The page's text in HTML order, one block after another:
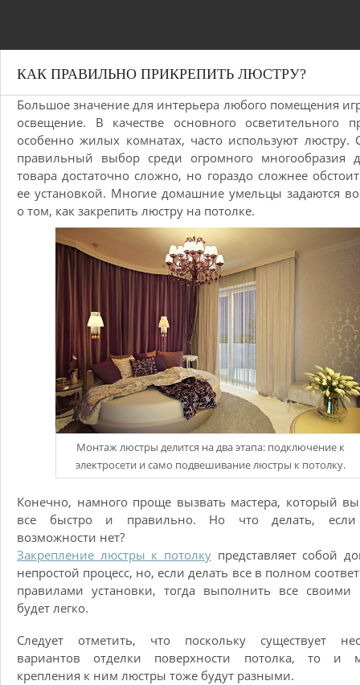
КАК ПРАВИЛЬНО ПРИКРЕПИТЬ ЛЮСТРУ?
Большое значение для интерьера любого помещения
освещение. В качестве основного осветительного
особенно жилых комнатах, часто используют люстру.
правильный выбор среди огромного многообразия
товара достаточно сложно, но гораздо сложнее
ее установкой. Многие домашние умельцы задаются
о том, как закрепить люстру на потолке.
Монтаж люстры делится на два этапа: подключение к
электросети и само подвешивание люстры к потолку.
Конечно, намного проще вызвать мастера, который
все быстро и правильно. Но что делать, если
возможности нет?
Закрепление люстры к потолку представляет собой
непростой процесс, но, если делать все в полном
правилами установки, тогда выполнить все своими
будет легко.
Следует отметить, что поскольку существует
вариантов отделки поверхности потолка, то и
крепления к ним люстры тоже будут разными.